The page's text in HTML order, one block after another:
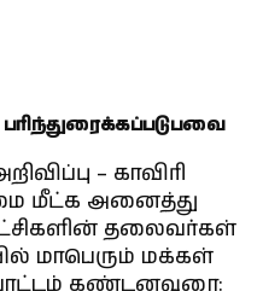
பரிந்துரைக்கப்படுபவை
– காவிரி
மீட்க அனைத்து
தலைவர்கள்
மாபெரும் மக்கள்
கண்டனவுரை: